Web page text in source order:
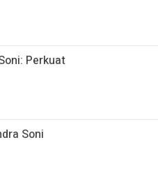
Perkuat
Soni